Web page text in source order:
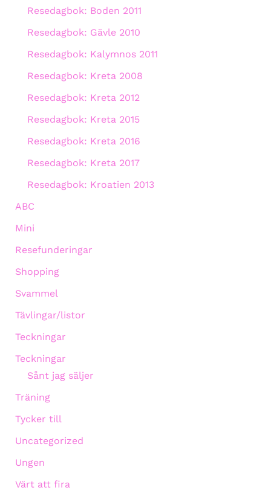
Resedagbok: Boden 2011
Resedagbok: Gävle 2010
Resedagbok: Kalymnos 2011
Resedagbok: Kreta 2008
Resedagbok: Kreta 2012
Resedagbok: Kreta 2015
Resedagbok: Kreta 2016
Resedagbok: Kreta 2017
Resedagbok: Kroatien 2013
ABC
Mini
Resefunderingar
Shopping
Svammel
Tävlingar/listor
Teckningar
Teckningar
Sånt jag säljer
Träning
Tycker till
Uncategorized
Ungen
Värt att fira